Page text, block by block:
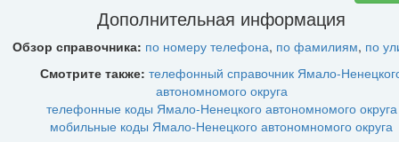
Дополнительная информация
Обзор справочника: по номеру телефона, по фамилиям, по
Смотрите также: телефонный справочник Ямало-
автономномого округа
телефонные коды Ямало-Ненецкого автономномого округа
мобильные коды Ямало-Ненецкого автономномого округа